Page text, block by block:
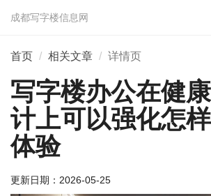
成都写字楼信息网
首页 相关文章 详情页
写字楼办公在健
计上可以强化怎
体验
更新日期： 2026-05-25